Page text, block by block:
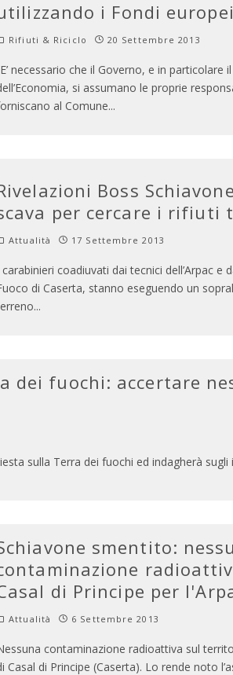
i Fondi
Rifiuti & Riciclo 20 Settembre 2013
necessario che il Governo, e in particolare
si assumano le proprie
al Comune...
Boss
per cercare i rifiuti
Attualità 17 Settembre 2013
carabinieri coadiuvati dai tecnici dell’Arpac e
di Caserta, stanno eseguendo un
...
dei fuochi: accertare
sulla Terra dei fuochi ed indagherà sugli
smentito:
di Principe per
Attualità 6 Settembre 2013
contaminazione radioattiva sul
Casal di Principe (Caserta). Lo rende noto